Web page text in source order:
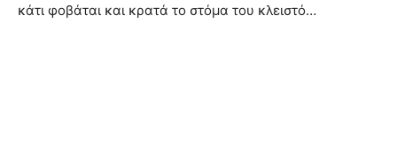
κάτι φοβάται και κρατά το στόμα του κλειστό…